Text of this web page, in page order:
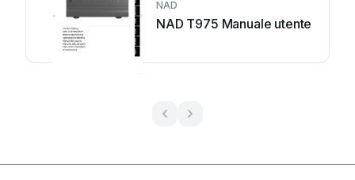
NAD
NAD T975 Manuale utente